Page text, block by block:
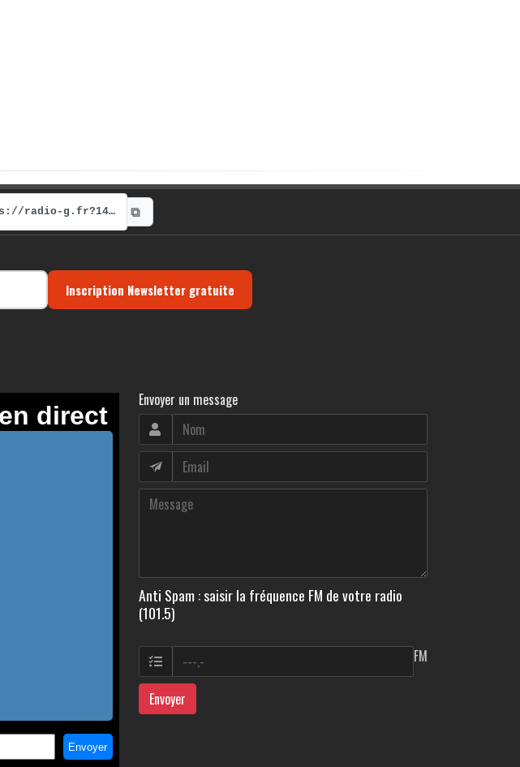
https://radio-g.fr?14474 ⧉
Inscription Newsletter gratuite
Envoyer un message
Anti Spam : saisir la fréquence FM de votre radio
(101.5)
FM
Envoyer